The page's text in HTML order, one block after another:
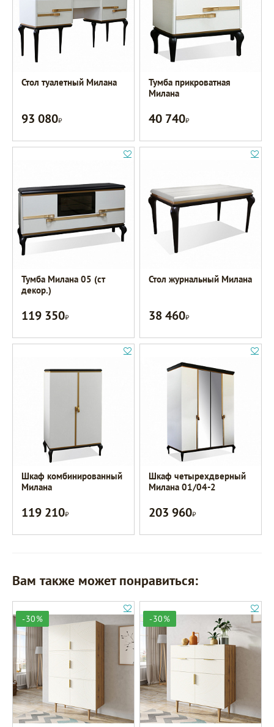
Стол туалетный Милана
93 080Р
Тумба прикроватная
Милана
40 740Р
Тумба Милана 05 (ст
декор.)
119 350Р
Стол журнальный Милана
38 460Р
Шкаф комбинированный
Милана
119 210Р
Шкаф четырехдверный
Милана 01/04-2
203 960Р
Вам также может понравиться:
-30% -30%